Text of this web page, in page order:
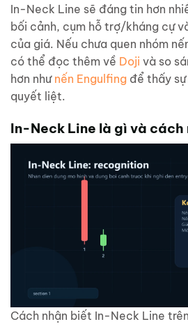
In-Neck Line sẽ đáng tin hơn
bối cảnh, cụm hỗ trợ/kháng cự
của giá. Nếu chưa quen nhóm
có thể đọc thêm về Doji và so
hơn như nến Engulfing để thấy
quyết liệt.
In-Neck Line là gì và cách
Cách nhận biết In-Neck Line